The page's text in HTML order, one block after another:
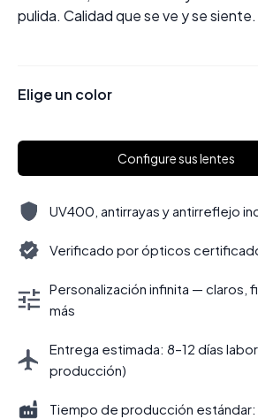
pulida. Calidad que se ve y se siente.
Elige un color
Configure sus lentes
UV400, antirrayas y antirreflejo
Verificado por ópticos
Personalización infinita — claros,
más
Entrega estimada: 8–12 días
producción)
Tiempo de producción estándar: